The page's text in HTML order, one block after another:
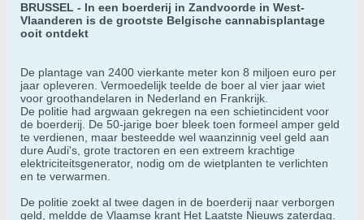
BRUSSEL - In een boerderij in Zandvoorde in West-
Vlaanderen is de grootste Belgische cannabisplantage
ooit ontdekt
De plantage van 2400 vierkante meter kon 8 miljoen euro per
jaar opleveren. Vermoedelijk teelde de boer al vier jaar wiet
voor groothandelaren in Nederland en Frankrijk.
De politie had argwaan gekregen na een schietincident voor
de boerderij. De 50-jarige boer bleek toen formeel amper geld
te verdienen, maar besteedde wel waanzinnig veel geld aan
dure Audi's, grote tractoren en een extreem krachtige
elektriciteitsgenerator, nodig om de wietplanten te verlichten
en te verwarmen.
De politie zoekt al twee dagen in de boerderij naar verborgen
geld, meldde de Vlaamse krant Het Laatste Nieuws zaterdag.